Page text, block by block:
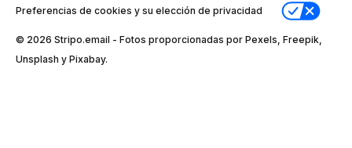
Preferencias de cookies y su elección de privacidad
© 2026 Stripо.email - Fotos proporcionadas por Pexels, Freepik,
Unsplash y Pixabay.